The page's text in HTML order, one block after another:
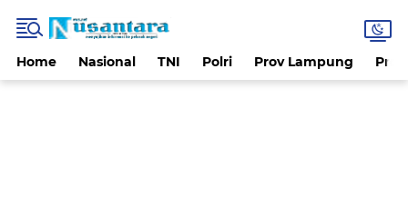
Home Nasional TNI Polri Prov Lampung